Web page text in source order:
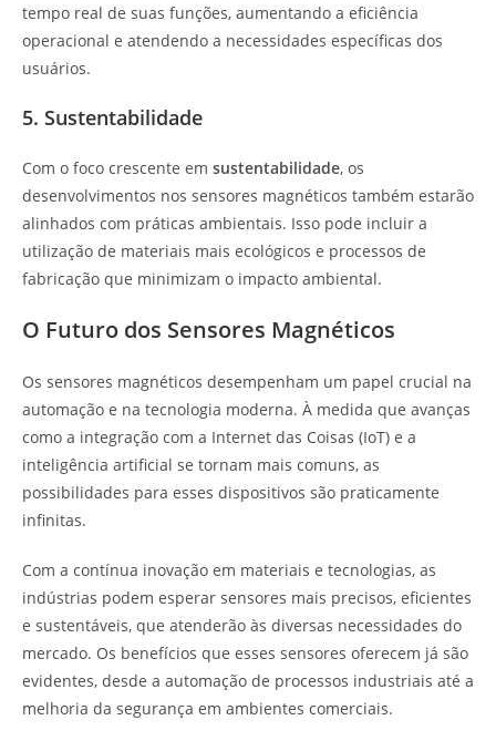
tempo real de suas funções, aumentando a eficiência
operacional e atendendo a necessidades específicas dos
usuários.
5. Sustentabilidade
Com o foco crescente em sustentabilidade, os
desenvolvimentos nos sensores magnéticos também estarão
alinhados com práticas ambientais. Isso pode incluir a
utilização de materiais mais ecológicos e processos de
fabricação que minimizam o impacto ambiental.
O Futuro dos Sensores Magnéticos
Os sensores magnéticos desempenham um papel crucial na
automação e na tecnologia moderna. À medida que avanças
como a integração com a Internet das Coisas (IoT) e a
inteligência artificial se tornam mais comuns, as
possibilidades para esses dispositivos são praticamente
infinitas.
Com a contínua inovação em materiais e tecnologias, as
indústrias podem esperar sensores mais precisos, eficientes
e sustentáveis, que atenderão às diversas necessidades do
mercado. Os benefícios que esses sensores oferecem já são
evidentes, desde a automação de processos industriais até a
melhoria da segurança em ambientes comerciais.